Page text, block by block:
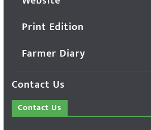
Print Edition
Farmer Diary
Contact Us
Contact Us